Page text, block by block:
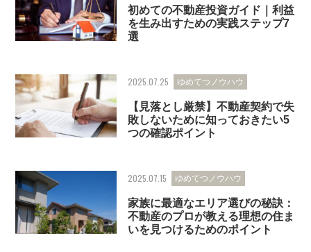
初めての不動産投資ガイド｜利益
を生み出すための実践ステップ7
選
2025.07.25 ゆめてつノウハウ
【見落とし厳禁】不動産契約で失
敗しないために知っておきたい5
つの確認ポイント
2025.07.15 ゆめてつノウハウ
家族に最適なエリア選びの秘訣：
不動産のプロが教える理想の住ま
いを見つけるためのポイント